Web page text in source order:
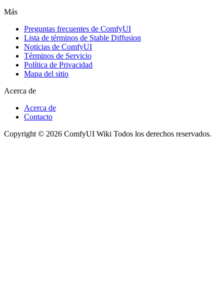
Más
Preguntas frecuentes de ComfyUI
Lista de términos de Stable Diffusion
Noticias de ComfyUI
Términos de Servicio
Política de Privacidad
Mapa del sitio
Acerca de
Acerca de
Contacto
Copyright © 2026 ComfyUI Wiki Todos los derechos reservados.